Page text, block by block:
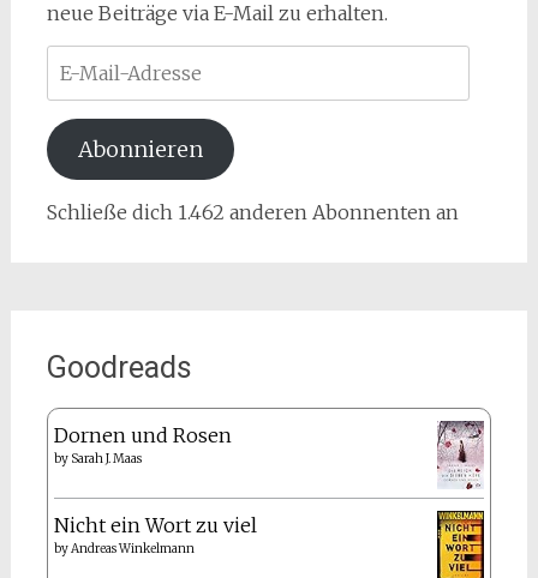
neue Beiträge via E-Mail zu erhalten.
Mail-
Adresse
Abonnieren
Schließe dich 1.462 anderen Abonnenten an
Goodreads
Dornen und Rosen
by Sarah J. Maas
Nicht ein Wort zu viel
byAndreas Winkelmann